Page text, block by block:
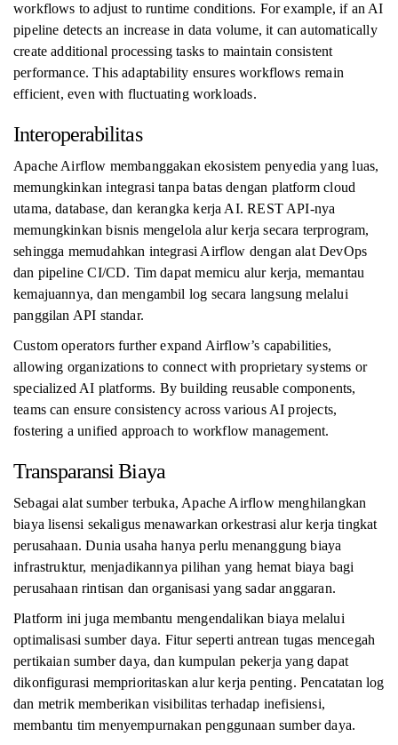
workflows to adjust to runtime conditions. For example, if an AI
pipeline detects an increase in data volume, it can automatically
create additional processing tasks to maintain consistent
performance. This adaptability ensures workflows remain
efficient, even with fluctuating workloads.
Interoperabilitas
Apache Airflow membanggakan ekosistem penyedia yang luas,
memungkinkan integrasi tanpa batas dengan platform cloud
utama, database, dan kerangka kerja AI. REST API-nya
memungkinkan bisnis mengelola alur kerja secara terprogram,
sehingga memudahkan integrasi Airflow dengan alat DevOps
dan pipeline CI/CD. Tim dapat memicu alur kerja, memantau
kemajuannya, dan mengambil log secara langsung melalui
panggilan API standar.
Custom operators further expand Airflow’s capabilities,
allowing organizations to connect with proprietary systems or
specialized AI platforms. By building reusable components,
teams can ensure consistency across various AI projects,
fostering a unified approach to workflow management.
Transparansi Biaya
Sebagai alat sumber terbuka, Apache Airflow menghilangkan
biaya lisensi sekaligus menawarkan orkestrasi alur kerja tingkat
perusahaan. Dunia usaha hanya perlu menanggung biaya
infrastruktur, menjadikannya pilihan yang hemat biaya bagi
perusahaan rintisan dan organisasi yang sadar anggaran.
Platform ini juga membantu mengendalikan biaya melalui
optimalisasi sumber daya. Fitur seperti antrean tugas mencegah
pertikaian sumber daya, dan kumpulan pekerja yang dapat
dikonfigurasi memprioritaskan alur kerja penting. Pencatatan log
dan metrik memberikan visibilitas terhadap inefisiensi,
membantu tim menyempurnakan penggunaan sumber daya.